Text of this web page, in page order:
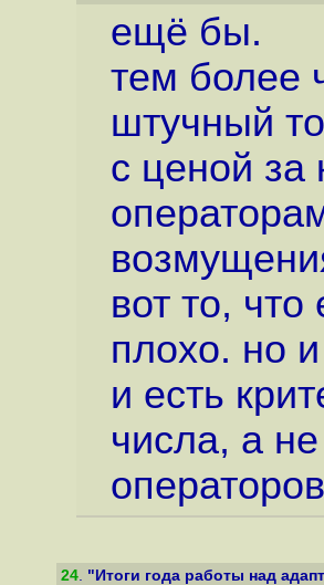
ещё бы.
тем более
штучный
с ценой за
вот то,
плохо. но
и есть
числа, а
24. "Итоги года работы над